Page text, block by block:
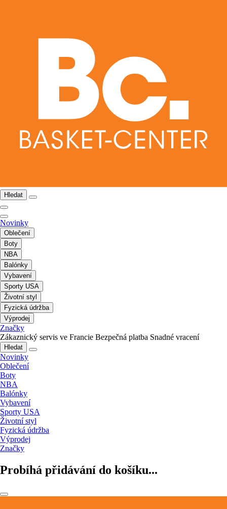
Hledat
Novinky
Oblečení
Boty
NBA
Balónky
Vybavení
Sporty USA
Životní styl
Fyzická údržba
Výprodej
Značky
Zákaznický servis ve Francie Bezpečná platba Snadné vracení
Hledat
Novinky
Oblečení
Boty
NBA
Balónky
Vybavení
Sporty USA
Životní styl
Fyzická údržba
Výprodej
Značky
Probíhá přidávání do košíku...